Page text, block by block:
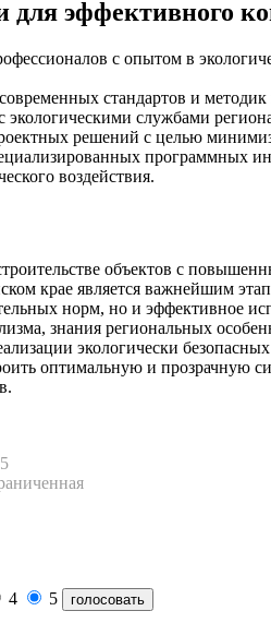
для эффективного
с опытом в
стандартов и методик
службами
решений с целью
программных
воздействия.
объектов с
крае является важнейшим
норм, но и эффективное
знания региональных
экологически
оптимальную и прозрачную
4 5